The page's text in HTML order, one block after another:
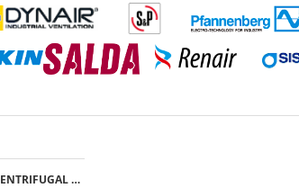
VENTILATOR CENTRIFUGAL SIVAR CF 0,5 HP 200 M4